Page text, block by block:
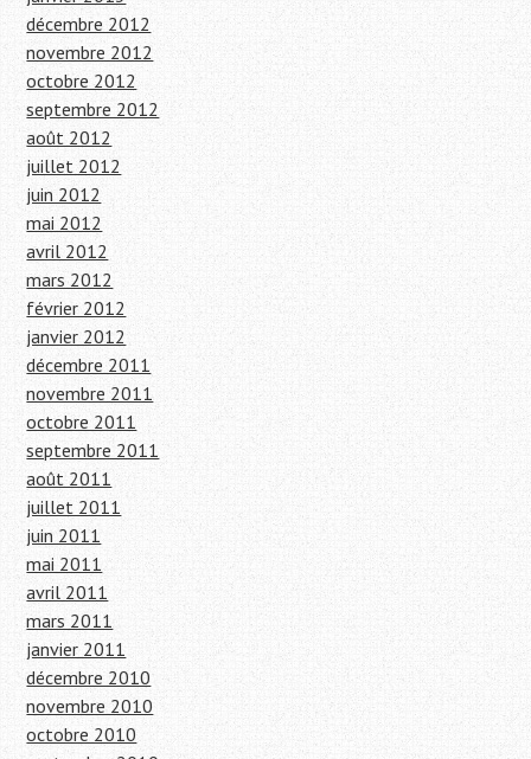
décembre 2012
novembre 2012
octobre 2012
septembre 2012
août 2012
juillet 2012
juin 2012
mai 2012
avril 2012
mars 2012
février 2012
janvier 2012
décembre 2011
novembre 2011
octobre 2011
septembre 2011
août 2011
juillet 2011
juin 2011
mai 2011
avril 2011
mars 2011
janvier 2011
décembre 2010
novembre 2010
octobre 2010